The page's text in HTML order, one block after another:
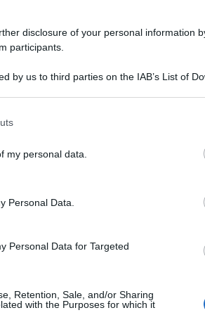
disclosure of your personal information
participants.
by us to third parties on the IAB’s List of
your visit or usage behaviour. You may click
tags to use your data for below specified
my personal data.
Personal Data.
Personal Data for Targeted
Retention, Sale, and/or Sharing
with the Purposes for which it
Purtroppo -
più grande se
George Best nasce in
maggio 1946 e si